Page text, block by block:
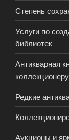
Степень
Услуги по
библиотек
Антикварная
Редкие
Аукционы и